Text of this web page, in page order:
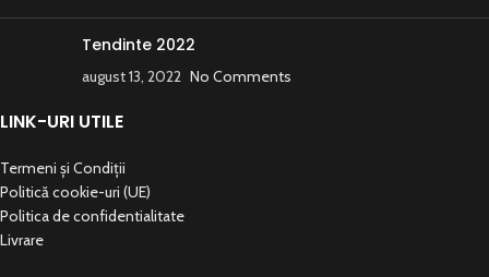
Tendinte 2022
august 13, 2022 No Comments
LINK-URI UTILE
Termeni și Condiții
Politică cookie-uri (UE)
Politica de confidentialitate
Livrare